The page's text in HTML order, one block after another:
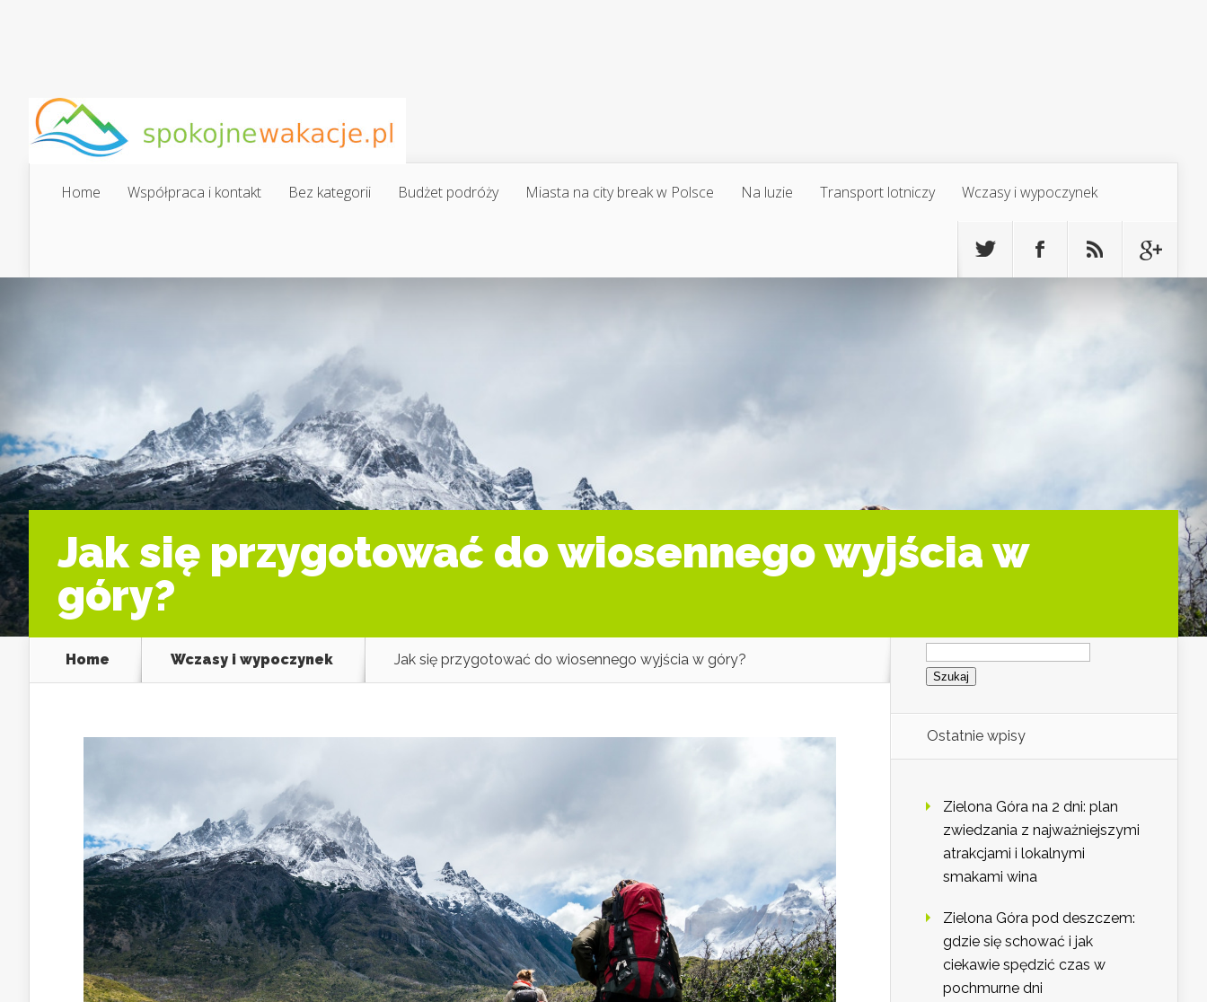
Home Współpraca i kontakt Bez kategorii Budżet podróży Miasta na city break w Polsce Na luzie Transport lotniczy Wczasy i wypoczynek
Jak się przygotować do wiosennego wyjścia w
góry?
Home Wczasy i wypoczynek Jak się przygotować do wiosennego wyjścia w góry?
Szukaj:
Ostatnie wpisy
Zielona Góra na 2 dni: plan
zwiedzania z najważniejszymi
atrakcjami i lokalnymi
smakami wina
Zielona Góra pod deszczem:
gdzie się schować i jak
ciekawie spędzić czas w
pochmurne dni